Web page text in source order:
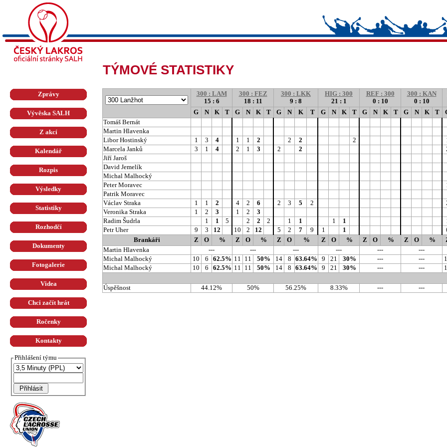
TÝMOVÉ STATISTIKY
Zprávy
Vývěska SALH
Z akcí
Kalendář
Rozpis
Výsledky
Statistiky
Rozhodčí
Dokumenty
Fotogalerie
Videa
Chci začít hrát
Ročenky
Kontakty
Přihlášení týmu
300 : LAM
15 : 6
300 : FEZ
18 : 11
300 : LKK
9 : 8
HIG : 300
21 : 1
REF : 300
0 : 10
300 : KAN
0 : 10
G
N K T G N K T G N K T G N K T G N K T G N K T
Tomáš Bernát
Martin Hlavenka
Libor Hostinský
1 3 4 1 1 2 2 2 2
Marcela Janků
3 1 4 2 1 3 2 2
Jiří Jaroš
David Jemelík
Michal Malhocký
Peter Moravec
Patrik Moravec
Václav Straka
1 1 2 4 2 6 2 3 5 2
Veronika Straka
1 2 3 1 2 3
Radim Šudrla
1 1 5 2 2 2 1 1 1 1
Petr Uher
9 3 12 10 2 12 5 2 7 9 1 1
Brankáři
Z O % Z O % Z O % Z O % Z O % Z O %
Martin Hlavenka
--- --- --- --- --- ---
Michal Malhocký
10 6 62.5% 11 11 50% 14 8 63.64% 9 21 30% --- ---
Michal Malhocký
10 6 62.5% 11 11 50% 14 8 63.64% 9 21 30% --- ---
Úspěšnost
44.12% 50% 56.25% 8.33% --- ---